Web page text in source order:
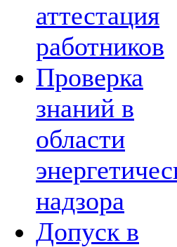
аттестация
работников
Проверка
знаний в
области
надзора
Допуск в